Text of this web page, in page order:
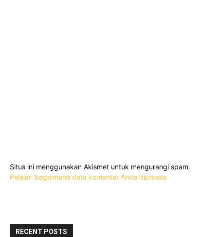
Situs ini menggunakan Akismet untuk mengurangi spam.
Pelajari bagaimana data komentar Anda diproses
RECENT POSTS